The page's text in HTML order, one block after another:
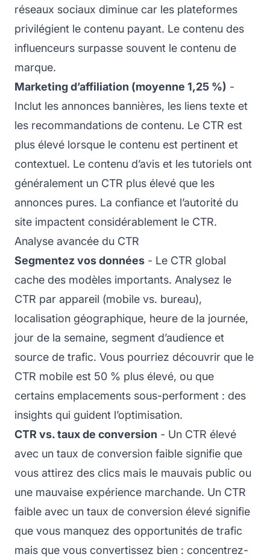
réseaux sociaux diminue car les plateformes
privilégient le contenu payant. Le contenu des
influenceurs surpasse souvent le contenu de
marque.
Marketing d’affiliation (moyenne 1,25 %) -
Inclut les annonces bannières, les liens texte et
les recommandations de contenu. Le CTR est
plus élevé lorsque le contenu est pertinent et
contextuel. Le contenu d’avis et les tutoriels ont
généralement un CTR plus élevé que les
annonces pures. La confiance et l’autorité du
site impactent considérablement le CTR.
Analyse avancée du CTR
Segmentez vos données - Le CTR global
cache des modèles importants. Analysez le
CTR par appareil (mobile vs. bureau),
localisation géographique, heure de la journée,
jour de la semaine, segment d’audience et
source de trafic. Vous pourriez découvrir que le
CTR mobile est 50 % plus élevé, ou que
certains emplacements sous-performent : des
insights qui guident l’optimisation.
CTR vs. taux de conversion - Un CTR élevé
avec un taux de conversion faible signifie que
vous attirez des clics mais le mauvais public ou
une mauvaise expérience marchande. Un CTR
faible avec un taux de conversion élevé signifie
que vous manquez des opportunités de trafic
mais que vous convertissez bien : concentrez-